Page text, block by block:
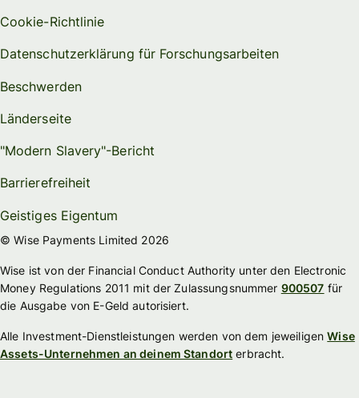
Cookie-Richtlinie
Datenschutzerklärung für Forschungsarbeiten
Beschwerden
Länderseite
"Modern Slavery"-Bericht
Barrierefreiheit
Geistiges Eigentum
© Wise Payments Limited 2026
Wise ist von der Financial Conduct Authority unter den Electronic
Money Regulations 2011 mit der Zulassungsnummer 900507 für
die Ausgabe von E-Geld autorisiert.
Alle Investment-Dienstleistungen werden von dem jeweiligenWise
Assets-Unternehmen an deinem Standort erbracht.